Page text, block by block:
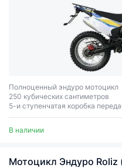
Полноценный эндуро мотоцикл
250 кубических сантиметров
5-и ступенчатая коробка
В наличии
Мотоцикл Эндуро